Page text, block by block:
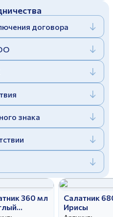
соглашаетесь
соглашаетесь
©
договора
знака
360 мл
Салатник
Ирисы